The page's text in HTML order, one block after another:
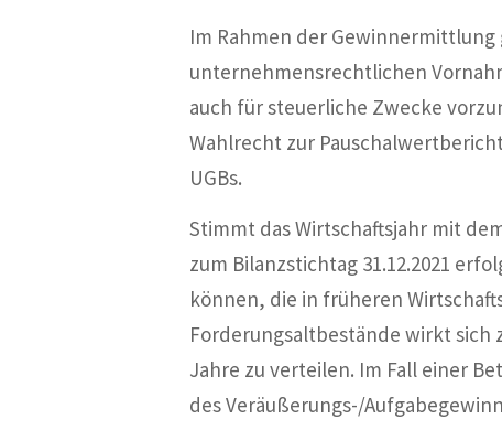
Im Rahmen der
unternehmensrechtlichen
auch für steuerliche Zwecke
Wahlrecht zur
UGBs.
Stimmt das Wirtschaftsjahr mit
zum Bilanzstichtag 31.12.2021
können, die in früheren
Forderungsaltbestände wirkt sich
Jahre zu verteilen. Im Fall einer
des Veräußerungs-/